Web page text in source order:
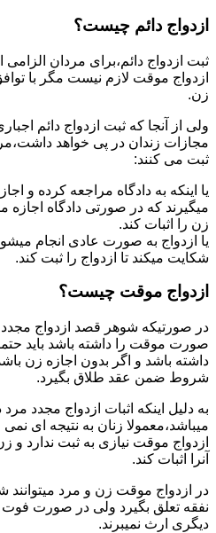
ازدواج دائم چیست؟
ثبت ازدواج دائم،برای مردان
ازدواج موقت لازم نیست مگر با
زن.
ولی از آنجا که ثبت ازدواج دائم
مجازات زندان در پی خواهد
ثبت می کنند:
یا اینکه به دادگاه مراجعه کرده و
میگیرند که در صورتی دادگاه اجازه
زن را اثبات کند.
یا ازدواج به صورت عادی انجام
شکایت میکند تا ازدواج را ثبت کند.
ازدواج موقت چیست؟
در صورتیکه شوهر قصد ازدواج
صورت موقت را داشته باشد باید
داشته باشد و اگر بدون اجازه زن
شروط ضمن عقد طلاق بگیرد.
به دلیل اینکه اثبات ازدواج مجدد
میباشد،معمولا زنان به نتیجه ای
ازدواج موقت نیازی به ثبت ندارد و
آنرا اثبات کند.
در ازدواج موقت زن و مرد میتوانند
نفقه تعلق بگیرد ولی در صورت فوت
دیگری ارث نمیبرند.